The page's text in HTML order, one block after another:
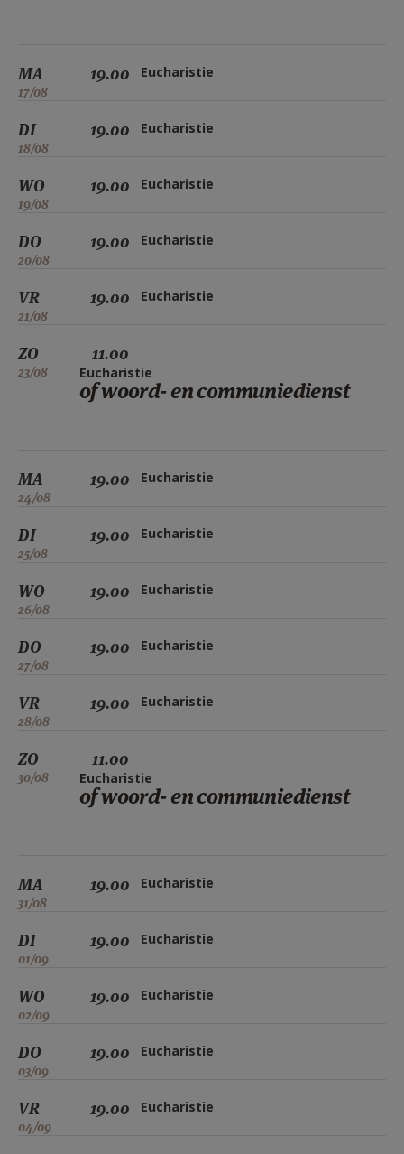
MA
17/08
19.00 Eucharistie
DI
18/08
19.00 Eucharistie
WO
19/08
19.00 Eucharistie
DO
20/08
19.00 Eucharistie
VR
21/08
19.00 Eucharistie
ZO
23/08
11.00
Eucharistie
of woord- en communiedienst
MA
24/08
19.00 Eucharistie
DI
25/08
19.00 Eucharistie
WO
26/08
19.00 Eucharistie
DO
27/08
19.00 Eucharistie
VR
28/08
19.00 Eucharistie
ZO
30/08
11.00
Eucharistie
of woord- en communiedienst
MA
31/08
19.00 Eucharistie
DI
01/09
19.00 Eucharistie
WO
02/09
19.00 Eucharistie
DO
03/09
19.00 Eucharistie
VR
04/09
19.00 Eucharistie